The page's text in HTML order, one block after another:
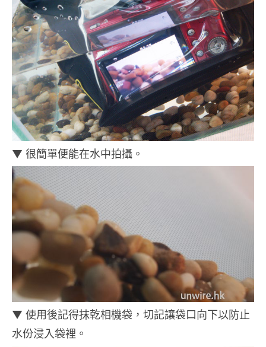
▼ 很簡單便能在水中拍攝。
▼ 使用後記得抹乾相機袋，切記讓袋口向下以防止
水份浸入袋裡。